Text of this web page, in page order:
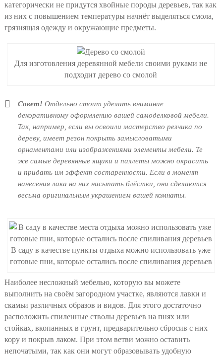
категорически не придутся хвойные породы деревьев, так как
из них с повышением температуры начнёт выделяться смола,
грязнящая одежду и окружающие предметы.
Для изготовления деревянной мебели своими руками не
подходит дерево со смолой
Совет! Отдельно стоит уделить внимание
декоративному оформлению вашей самоделковой мебели.
Так, например, если вы освоили мастерство резчика по
дереву, имеет резон покрыть замысловатыми
орнаментами или изображениями элементы мебели. Те
же самые деревянные ящики и паллеты можно окрасить
и придать им эффект состаренности. Если в момент
нанесения лака на них насыпать блёстки, они сделаются
весьма оригинальным украшением вашей комнаты.
В саду в качестве пункты отдыха можно использовать уже
готовые пни, которые остались после спиливания деревьев
Наиболее несложный мебелью, которую вы можете
выполнить на своём загородном участке, являются лавки и
скамьи различных образов и видов. Для этого достаточно
расположить спиленные стволы деревьев на пнях или
стойках, вкопанных в грунт, предварительно сбросив с них
кору и покрыв лаком. При этом ветви можно оставить
непочатыми, так как они могут образовывать удобную